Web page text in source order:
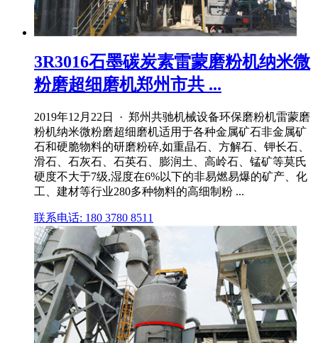
3R3016石墨碳炭素雷蒙磨粉机纳米微
粉磨超细磨机郑州市共 ...
2019年12月22日 · 郑州共驰机械设备环保磨粉机雷蒙磨
粉机纳米微粉磨超细磨机适用于各种金属矿石非金属矿
石和硬脆物料的研磨粉碎,如重晶石、方解石、钾长石、
滑石、石灰石、石英石、膨润土、高岭石、锰矿等莫氏
硬度不大于7级,湿度在6%以下的非易燃易爆的矿产、化
工、建材等行业280多种物料的高细制粉 ...
联系电话: 180 3780 8511